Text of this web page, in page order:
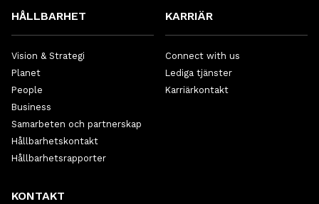
HÅLLBARHET
Vision & Strategi
Planet
People
Business
Samarbeten och partnerskap
Hållbarhetskontakt
Hållbarhetsrapporter
KARRIÄR
Connect with us
Lediga tjänster
Karriärkontakt
KONTAKT